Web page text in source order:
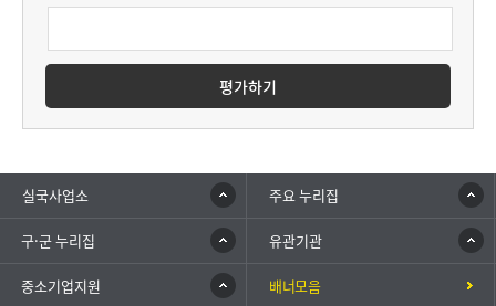
평가하기
실국사업소 주요 누리집
구·군 누리집 유관기관
중소기업지원 배너모음